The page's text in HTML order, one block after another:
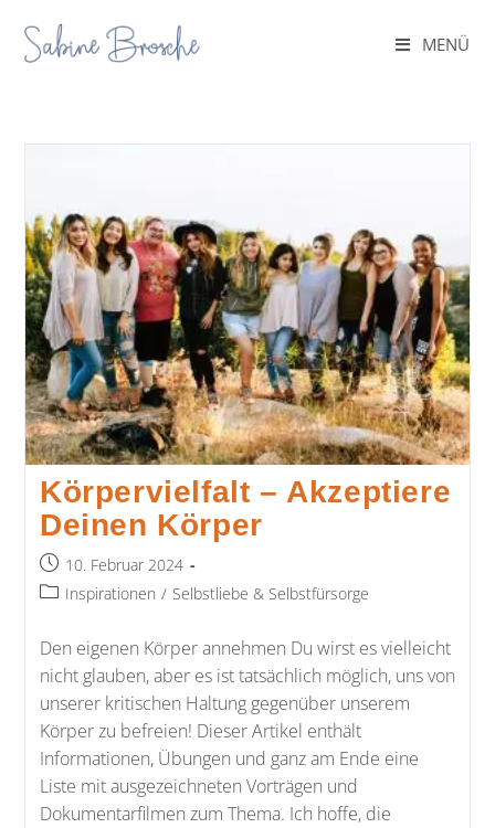
MENÜ
Körpervielfalt – Akzeptiere
Deinen Körper
10. Februar 2024
Inspirationen / Selbstliebe & Selbstfürsorge
Den eigenen Körper annehmen Du wirst es vielleicht
nicht glauben, aber es ist tatsächlich möglich, uns von
unserer kritischen Haltung gegenüber unserem
Körper zu befreien! Dieser Artikel enthält
Informationen, Übungen und ganz am Ende eine
Liste mit ausgezeichneten Vorträgen und
Dokumentarfilmen zum Thema. Ich hoffe, die